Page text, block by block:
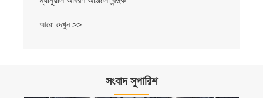
সংবাদ সুপারিশ